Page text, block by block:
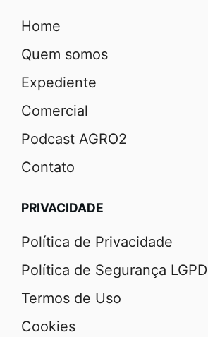
Home
Quem somos
Expediente
Comercial
Podcast AGRO2
Contato
PRIVACIDADE
Política de Privacidade
Política de Segurança LGPD
Termos de Uso
Cookies